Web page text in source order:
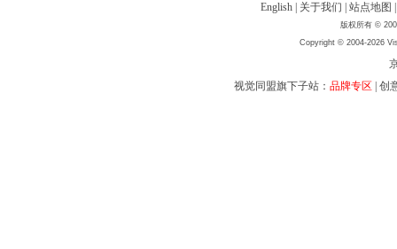
English 关于我们 站点地图
版权所有 ©
Copyright © 2004-2026
视觉同盟旗下子站： 品牌专区 创